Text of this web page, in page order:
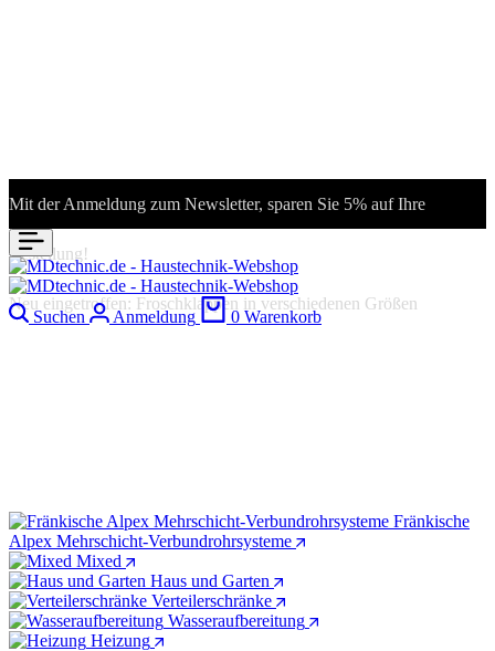
Mit der Anmeldung zum Newsletter, sparen Sie 5% auf Ihre
Bestellung!
Neu eingetroffen: Froschklappen in verschiedenen Größen
Suchen Anmeldung 0 Warenkorb
Fränkische
Alpex Mehrschicht-Verbundrohrsysteme
Mixed
Haus und Garten
Verteilerschränke
Wasseraufbereitung
Heizung